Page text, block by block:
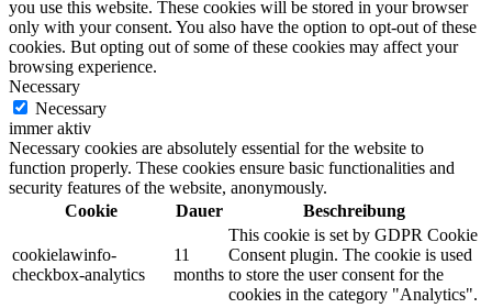
you use this website. These cookies will be stored in your browser
only with your consent. You also have the option to opt-out of these
cookies. But opting out of some of these cookies may affect your
browsing experience.
Necessary
Necessary
immer aktiv
Necessary cookies are absolutely essential for the website to
function properly. These cookies ensure basic functionalities and
security features of the website, anonymously.
Cookie
Dauer Beschreibung
cookielawinfo-
checkbox-analytics
11
months
This cookie is set by GDPR Cookie
Consent plugin. The cookie is used
to store the user consent for the
cookies in the category "Analytics".